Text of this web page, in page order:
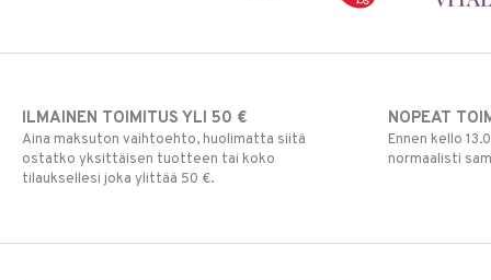
ILMAINEN TOIMITUS YLI 50 €
Aina maksuton vaihtoehto, huolimatta siitä
ostatko yksittäisen tuotteen tai koko
tilauksellesi joka ylittää 50 €.
NOPEAT
Ennen kello
normaalisti